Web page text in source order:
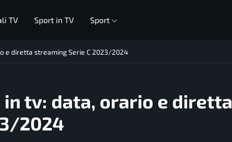
TV Sport in TV Sport
e diretta streaming Serie C 2023/2024
in tv: data, orario e diretta
2024